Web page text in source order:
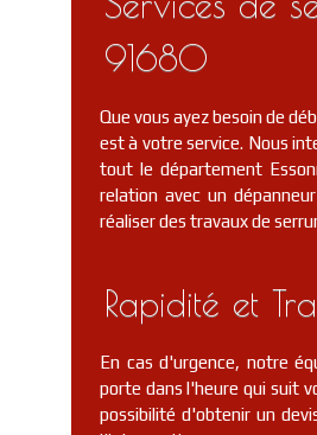
91680
Que vous ayez besoin de
est à votre service. Nous
tout le département
relation avec un
réaliser des travaux de
Rapidité et
En cas d'urgence, notre
porte dans l'heure qui suit
possibilité d'obtenir un